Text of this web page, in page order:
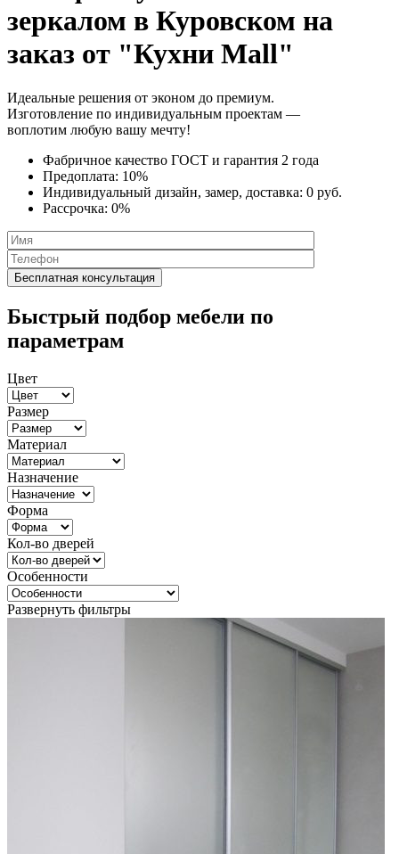
зеркалом в Куровском на
заказ от "Кухни Mall"
Идеальные решения от эконом до премиум.
Изготовление по индивидуальным проектам —
воплотим любую вашу мечту!
Фабричное качество ГОСТ и гарантия 2 года
Предоплата: 10%
Индивидуальный дизайн, замер, доставка: 0 руб.
Рассрочка: 0%
Быстрый подбор мебели по
параметрам
Цвет
Размер
Материал
Назначение
Форма
Кол-во дверей
Особенности
Развернуть фильтры